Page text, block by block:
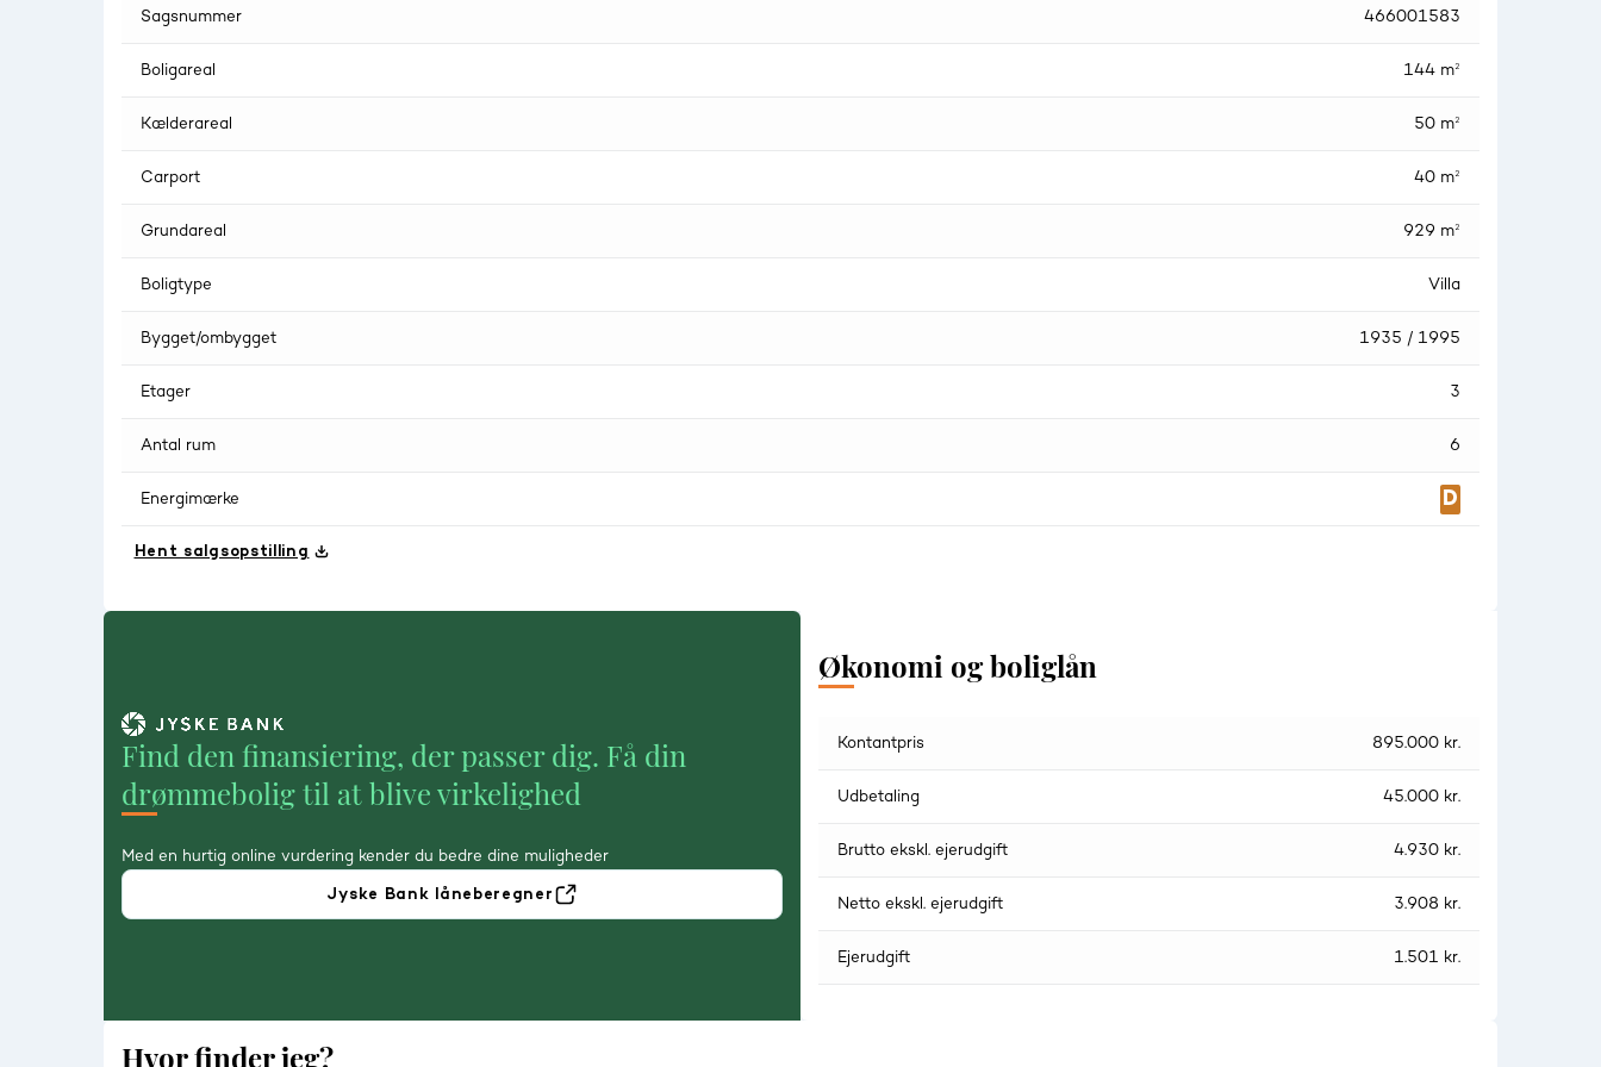
Sagsnummer 466001583
Boligareal 144 m²
Kælderareal 50 m²
Carport 40 m²
Grundareal 929 m²
Boligtype Villa
Bygget/ombygget 1935 / 1995
Etager 3
Antal rum 6
Energimærke
Hent salgsopstilling
Find den finansiering, der passer dig. Få din
drømmebolig til at blive virkelighed
Med en hurtig online vurdering kender du bedre dine muligheder
Jyske Bank låneberegner
Økonomi og boliglån
Kontantpris 895.000 kr.
Udbetaling 45.000 kr.
Brutto ekskl. ejerudgift 4.930 kr.
Netto ekskl. ejerudgift 3.908 kr.
Ejerudgift 1.501 kr.
Hvor finder jeg?